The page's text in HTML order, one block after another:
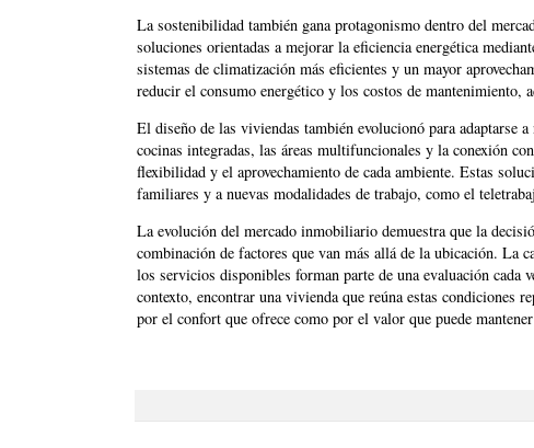
La sostenibilidad también gana protagonismo dentro del
soluciones orientadas a mejorar la eficiencia energética
sistemas de climatización más eficientes y un mayor
reducir el consumo energético y los costos de mantenimiento,
El diseño de las viviendas también evolucionó para adaptarse
cocinas integradas, las áreas multifuncionales y la conexión
flexibilidad y el aprovechamiento de cada ambiente. Estas
familiares y a nuevas modalidades de trabajo, como el
La evolución del mercado inmobiliario demuestra que la
combinación de factores que van más allá de la ubicación. La
los servicios disponibles forman parte de una evaluación cada
contexto, encontrar una vivienda que reúna estas condiciones
por el confort que ofrece como por el valor que puede